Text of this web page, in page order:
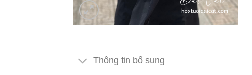
Thông tin bổ sung